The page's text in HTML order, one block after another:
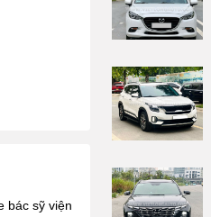
bác sỹ viện